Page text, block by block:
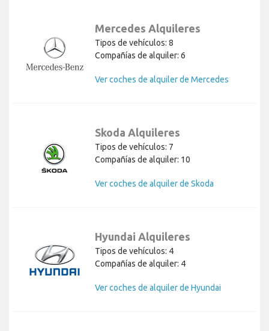
Mercedes Alquileres
Tipos de vehículos: 8
Compañías de alquiler: 6
Ver coches de alquiler de Mercedes
Skoda Alquileres
Tipos de vehículos: 7
Compañías de alquiler: 10
Ver coches de alquiler de Skoda
Hyundai Alquileres
Tipos de vehículos: 4
Compañías de alquiler: 4
Ver coches de alquiler de Hyundai